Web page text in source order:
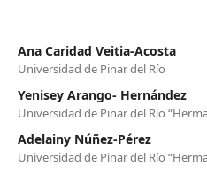
Ana Caridad Veitia-Acosta
Universidad de Pinar del Río
Yenisey Arango- Hernández
Universidad de Pinar del Río
Adelainy Núñez-Pérez
Universidad de Pinar del Río